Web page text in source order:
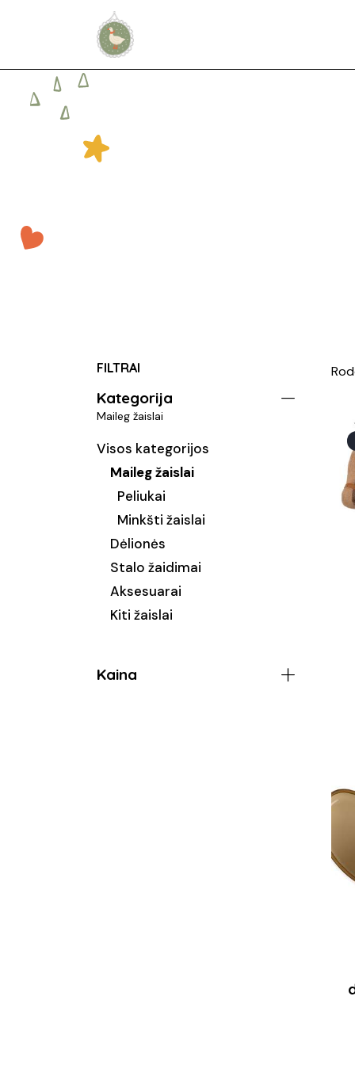
FILTRAI
Kategorija
Maileg žaislai
Visos kategorijos
Maileg žaislai
Peliukai
Minkšti žaislai
Dėlionės
Stalo žaidimai
Aksesuarai
Kiti žaislai
Kaina